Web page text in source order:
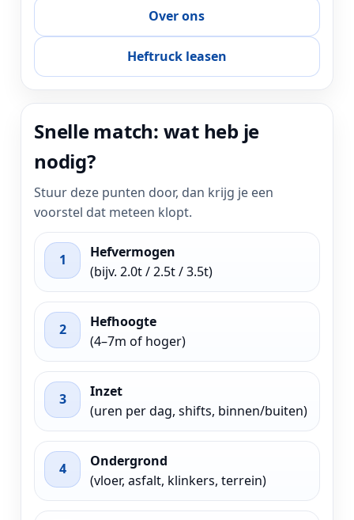
Over ons
Heftruck leasen
Snelle match: wat heb je
nodig?
Stuur deze punten door, dan krijg je een
voorstel dat meteen klopt.
1
Hefvermogen
(bijv. 2.0t / 2.5t / 3.5t)
2
Hefhoogte
(4–7m of hoger)
3
Inzet
(uren per dag, shifts, binnen/buiten)
4
Ondergrond
(vloer, asfalt, klinkers, terrein)